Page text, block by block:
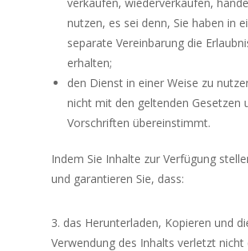
nutzen, es sei denn, Sie haben in
separate Vereinbarung die
erhalten;
den Dienst in einer Weise zu
nicht mit den geltenden Gesetzen
Vorschriften übereinstimmt.
Indem Sie Inhalte zur Verfügung
und garantieren Sie, dass:
das Herunterladen, Kopieren und
Verwendung des Inhalts verletzt nicht